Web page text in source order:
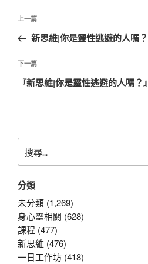
文
導
覽
上
一
文
章
上一篇
新思維|你是靈性逃避的人嗎？
下
一
下一篇
『新思維|你是靈性逃避的人嗎？』
尋
鍵
字:
分類
未分類 (1,269)
身心靈相關 (628)
課程 (477)
新思維 (476)
一日工作坊 (418)